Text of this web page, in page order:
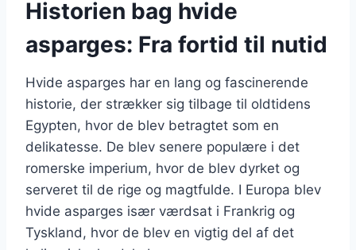
Historien bag hvide
asparges: Fra fortid til nutid
Hvide asparges har en lang og fascinerende
historie, der strækker sig tilbage til oldtidens
Egypten, hvor de blev betragtet som en
delikatesse. De blev senere populære i det
romerske imperium, hvor de blev dyrket og
serveret til de rige og magtfulde. I Europa blev
hvide asparges især værdsat i Frankrig og
Tyskland, hvor de blev en vigtig del af det